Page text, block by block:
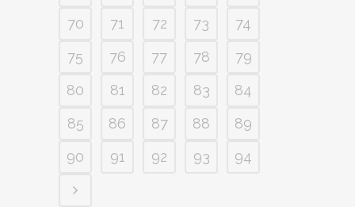
70
71 72 73
74
75
76 77 78
79
80
81 82 83
84
85
86 87 88
89
90
91 92 93 94